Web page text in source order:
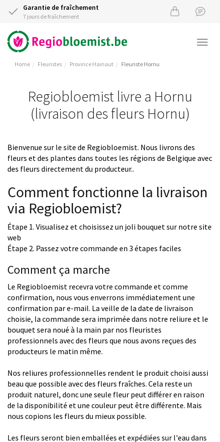
Garantie de fraîchement
7 jours de fraîchement
Home Fleuristes Province Hainaut Fleuriste Hornu
Regiobloemist livre a Hornu
(livraison des fleurs Hornu)
Bienvenue sur le site de Regiobloemist. Nous livrons des
fleurs et des plantes dans toutes les régions de Belgique avec
des fleurs directement du producteur..
Comment fonctionne la livraison
via Regiobloemist?
Étape 1. Visualisez et choisissez un joli bouquet sur notre site
web
Étape 2. Passez votre commande en 3 étapes faciles
Comment ça marche
Le Regiobloemist recevra votre commande et comme
confirmation, nous vous enverrons immédiatement une
confirmation par e-mail. La veille de la date de livraison
choisie, la commande sera imprimée dans notre reliure et le
bouquet sera noué à la main par nos fleuristes
professionnels avec des fleurs que nous avons reçues des
producteurs le matin même.
Nos reliures professionnelles rendent le produit choisi aussi
beau que possible avec des fleurs fraîches. Cela reste un
produit naturel, donc une seule fleur peut différer en raison
de la disponibilité et une couleur peut être différente. Mais
nous copions les fleurs du mieux possible.
Les fleurs seront bien emballées et expédiées sur l'eau dans